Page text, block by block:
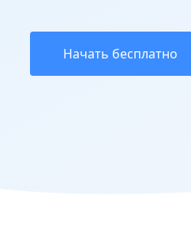
Начать бесплатно